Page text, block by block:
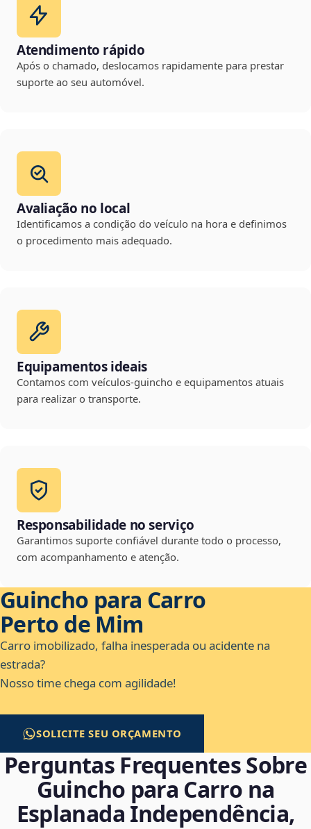
Atendimento rápido
Após o chamado, deslocamos rapidamente para prestar
suporte ao seu automóvel.
Avaliação no local
Identificamos a condição do veículo na hora e definimos
o procedimento mais adequado.
Equipamentos ideais
Contamos com veículos-guincho e equipamentos atuais
para realizar o transporte.
Responsabilidade no serviço
Garantimos suporte confiável durante todo o processo,
com acompanhamento e atenção.
Guincho para Carro
Perto de Mim
Carro imobilizado, falha inesperada ou acidente na
estrada?
Nosso time chega com agilidade!
SOLICITE SEU ORÇAMENTO
Perguntas Frequentes Sobre
Guincho para Carro na
Esplanada Independência,